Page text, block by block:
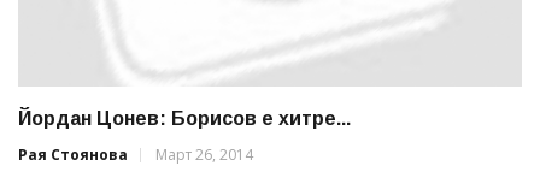
Йордан Цонев: Борисов е хитре...
Рая Стоянова
Март 26, 2014